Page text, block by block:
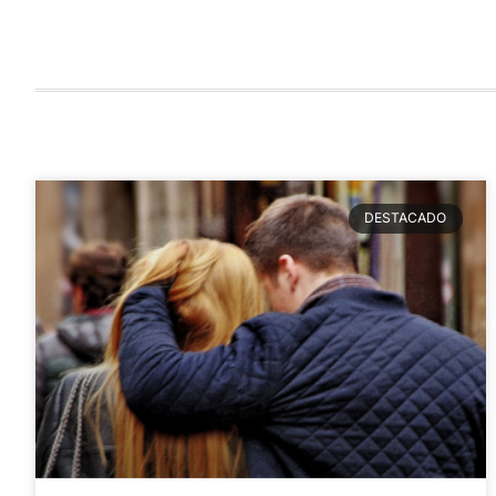
DESTACADO